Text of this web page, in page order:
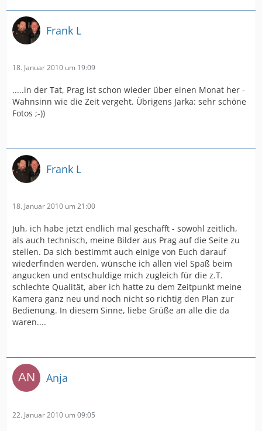
Frank L
18. Januar 2010 um 19:09
.....in der Tat, Prag ist schon wieder über einen Monat her -
Wahnsinn wie die Zeit vergeht. Übrigens Jarka: sehr schöne
Fotos ;-))
Frank L
18. Januar 2010 um 21:00
Juh, ich habe jetzt endlich mal geschafft - sowohl zeitlich,
als auch technisch, meine Bilder aus Prag auf die Seite zu
stellen. Da sich bestimmt auch einige von Euch darauf
wiederfinden werden, wünsche ich allen viel Spaß beim
angucken und entschuldige mich zugleich für die z.T.
schlechte Qualität, aber ich hatte zu dem Zeitpunkt meine
Kamera ganz neu und noch nicht so richtig den Plan zur
Bedienung. In diesem Sinne, liebe Grüße an alle die da
waren....
Anja
22. Januar 2010 um 09:05